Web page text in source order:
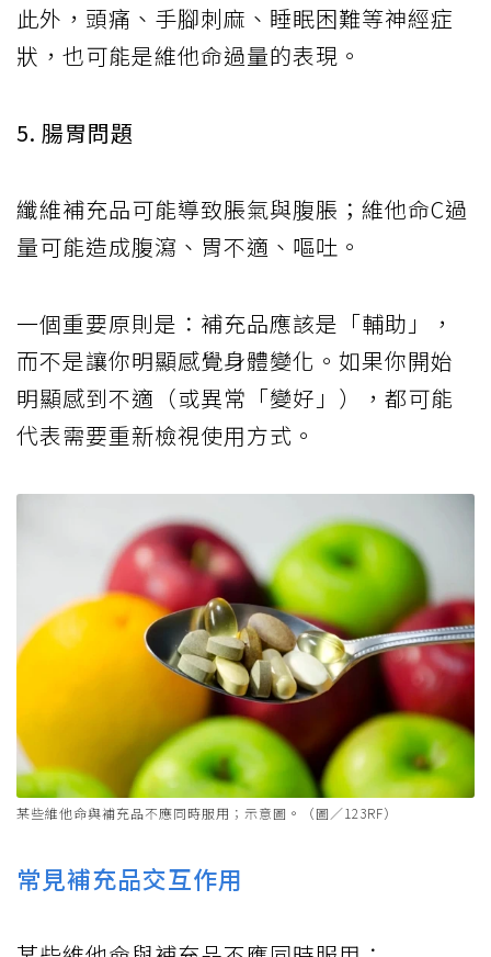
此外，頭痛、手腳刺麻、睡眠困難等神經症
狀，也可能是維他命過量的表現。
5. 腸胃問題
纖維補充品可能導致脹氣與腹脹；維他命C過
量可能造成腹瀉、胃不適、嘔吐。
一個重要原則是：補充品應該是「輔助」，
而不是讓你明顯感覺身體變化。如果你開始
明顯感到不適（或異常「變好」），都可能
代表需要重新檢視使用方式。
某些維他命與補充品不應同時服用；示意圖。（圖／123RF）
常見補充品交互作用